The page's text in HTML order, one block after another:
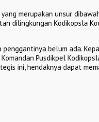
merupakan unsur
dilingkungan Kodikopsla
belum ada.
Pusdikpel
ini, hendaknya dapat